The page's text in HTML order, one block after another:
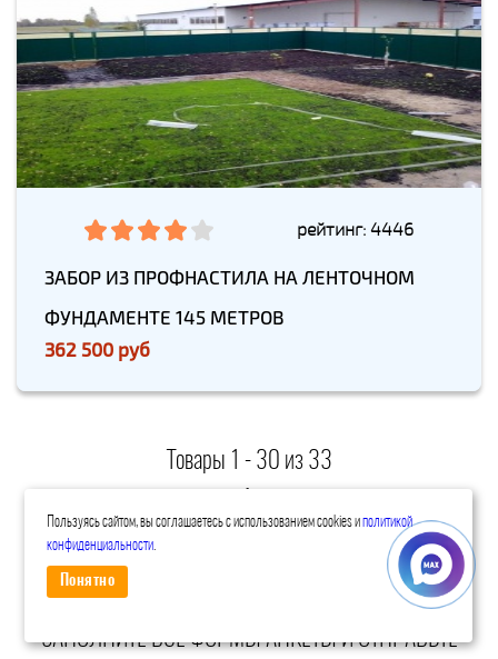
рейтинг: 4446
ЗАБОР ИЗ ПРОФНАСТИЛА НА ЛЕНТОЧНОМ
ФУНДАМЕНТЕ 145 МЕТРОВ
362 500 руб
Товары 1 - 30 из 33
ПОЛУЧИТЬ ПРЕДВАРИТЕЛЬНЫЙ РАСЧЕТ
ЗАПОЛНИТЕ ВСЕ ФОРМЫ АНКЕТЫ И ОТПРАВЬТЕ
Пользуясь сайтом, вы соглашаетесь с использованием cookies иполитикой
конфиденциальности.
Понятно